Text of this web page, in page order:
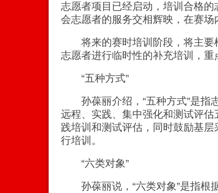
志愿者项目已经启动，培训合格
会志愿者的服务交相辉映，在赛
将来的赛时培训阶段，将主要
志愿者进行临时性的补充培训，
“五种方式”
孙葆丽介绍，“五种方式”是指
远程、实践、集中强化和测试评
践培训和测试评估，同时鼓励基
行培训。
“六类对象”
孙葆丽说，“六类对象”是指根